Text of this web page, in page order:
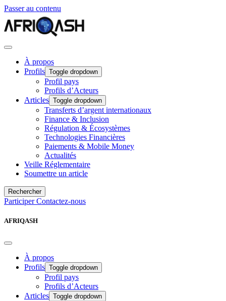
Passer au contenu
À propos
Profils Toggle dropdown
Profil pays
Profils d’Acteurs
Articles Toggle dropdown
Transferts d’argent internationaux
Finance & Inclusion
Régulation & Écosystèmes
Technologies Financières
Paiements & Mobile Money
Actualités
Veille Réglementaire
Soumettre un article
Rechercher
ParticiperContactez-nous
AFRIQASH
À propos
Profils Toggle dropdown
Profil pays
Profils d’Acteurs
Articles Toggle dropdown